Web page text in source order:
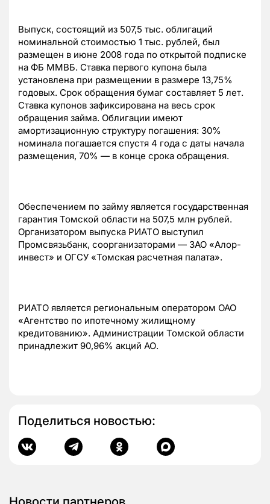
Выпуск, состоящий из 507,5 тыс. облигаций
номинальной стоимостью 1 тыс. рублей, был
размещен в июне 2008 года по открытой подписке
на ФБ ММВБ. Ставка первого купона была
установлена при размещении в размере 13,75%
годовых. Срок обращения бумаг составляет 5 лет.
Ставка купонов зафиксирована на весь срок
обращения займа. Облигации имеют
амортизационную структуру погашения: 30%
номинала погашается спустя 4 года с даты начала
размещения, 70% — в конце срока обращения.
Обеспечением по займу является государственная
гарантия Томской области на 507,5 млн рублей.
Организатором выпуска РИАТО выступил
Промсвязьбанк, соорганизаторами — ЗАО «Алор-
инвест» и ОГСУ «Томская расчетная палата».
РИАТО является региональным оператором ОАО
«Агентство по ипотечному жилищному
кредитованию». Администрации Томской области
принадлежит 90,96% акций АО.
Поделиться новостью: